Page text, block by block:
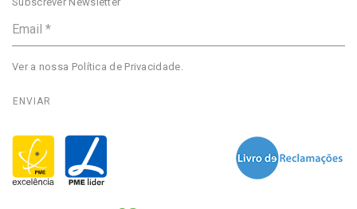
Ver a nossa Política de Privacidade.